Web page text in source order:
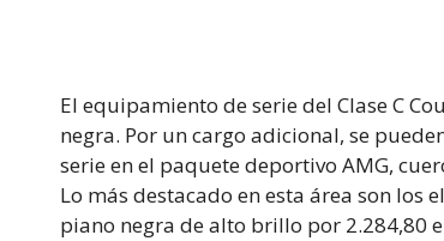
El equipamiento de serie del Clase C
negra. Por un cargo adicional, se
serie en el paquete deportivo AMG,
Lo más destacado en esta área son los
piano negra de alto brillo por 2.284,80